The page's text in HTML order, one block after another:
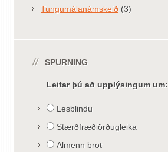
Tungumálanámskeið (3)
SPURNING
Leitar þú að upplýsingum um:
Lesblindu
Stærðfræðiörðugleika
Almenn brot